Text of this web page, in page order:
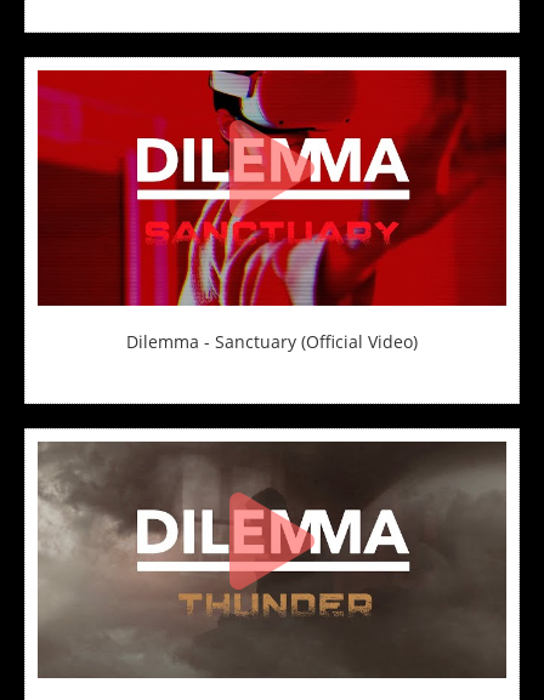
Dilemma - Sanctuary (Official Video)